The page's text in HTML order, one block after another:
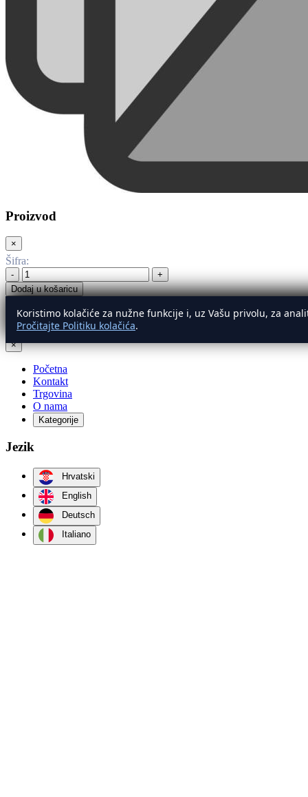
Proizvod
×
Šifra:
-
+
Dodaj u košaricu
Koristimo kolačiće za nužne funkcije i, uz Vašu privolu, za
Pročitajte Politiku kolačića.
Izbornik
×
Početna
Kontakt
Trgovina
O nama
Kategorije
Jezik
Hrvatski
English
Deutsch
Italiano